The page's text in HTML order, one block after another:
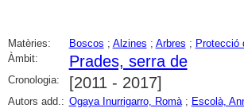
Matèries: Boscos ; Alzines ; Arbres ; Protecció
Àmbit:
Prades, serra de
Cronologia: [2011 - 2017]
Autors add.: Ogaya Inurrigarro, Romà; Escolà,